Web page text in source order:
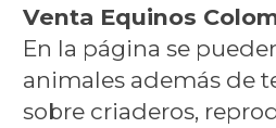
Venta Equinos
En la página se
animales además de
sobre criaderos,